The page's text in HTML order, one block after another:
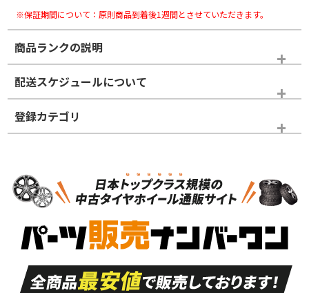
※保証期間について：原則商品到着後1週間とさせていただきます。
商品ランクの説明
※商品ランクは出品者の主観により判断しておりますので、あら
かじめご了承ください。
ホイールランク
S
品）
S
新車外し品（新古
付き
A
走行距離も少なく、
目立つ傷もほとんど
ない中古品
A
走行距離も少なく、
非常に状態の良い中
古品
配送スケジュールについて
登録カテゴリ
スタッドレスタイヤホイールセット